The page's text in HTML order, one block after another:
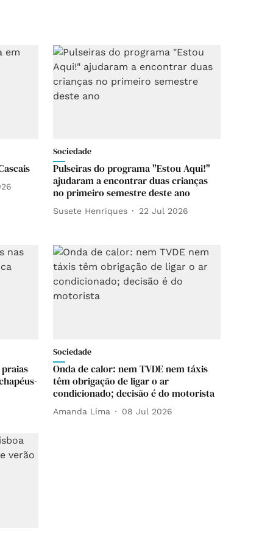
Sociedade
Pulseiras do programa "Estou Aqui!"
ajudaram a encontrar duas crianças
no primeiro semestre deste ano
Susete Henriques 22 Jul 2026
Sociedade
Onda de calor: nem TVDE nem táxis
têm obrigação de ligar o ar
condicionado; decisão é do motorista
Amanda Lima 08 Jul 2026